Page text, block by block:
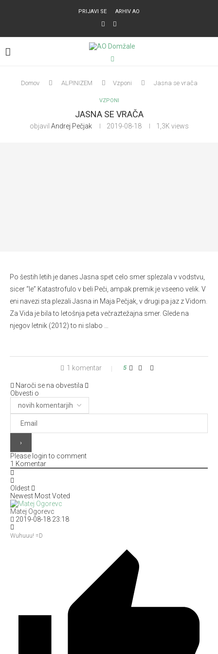
PRIJAVI SE ARHIV AO
Domov ALPINIZEM Vzponi Jasna se vrača
VZPONI
JASNA SE VRAČA
objavil Andrej Pečjak 2019-08-18 1,3K views
Po šestih letih je danes Jasna spet celo smer splezala v vodstvu,
sicer “le” Katastrofulo v beli Peči, ampak premik je vseeno velik. V
eni navezi sta plezali Jasna in Maja Pečjak, v drugi pa jaz z Vidom.
Za Vida je bila to letošnja peta večraztežajna smer. Glede na
njegov letnik (2012) to ni slabo …
1 komentar 5
Naroči se na obvestila
Obvesti o
Please login to comment
1 Komentar
Oldest
Newest Most Voted
Matej Ogorevc
2019-08-18 23:18
Wuhuuu! =D